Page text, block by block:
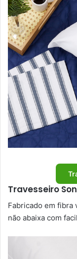
Travesseiro
Fabricado em fibra
não abaixa com